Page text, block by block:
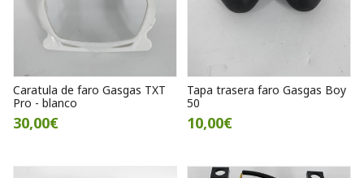
Caratula de faro Gasgas TXT
Pro - blanco
30,00€
Tapa trasera faro Gasgas Boy
50
10,00€